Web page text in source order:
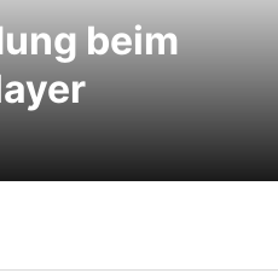
beim